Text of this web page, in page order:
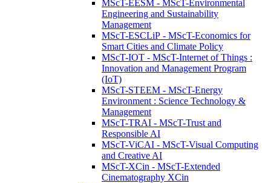
MScT-EESM - MScT-Environmental
Engineering and Sustainability
Management
MScT-ESCLiP - MScT-Economics for
Smart Cities and Climate Policy
MScT-IOT - MScT-Internet of Things :
Innovation and Management Program
(IoT)
MScT-STEEM - MScT-Energy
Environment : Science Technology &
Management
MScT-TRAI - MScT-Trust and
Responsible AI
MScT-ViCAI - MScT-Visual Computing
and Creative AI
MScT-XCin - MScT-Extended
Cinematography XCin